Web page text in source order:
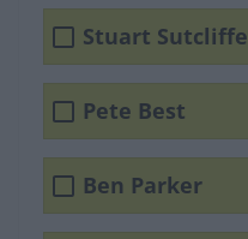
Stuart Sutcliffe
Pete Best
Ben Parker